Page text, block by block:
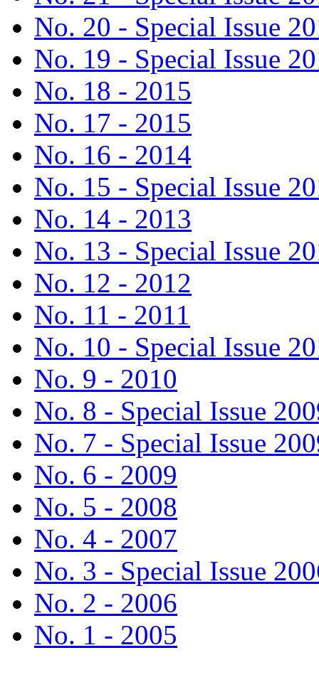
No. 20 - Special Issue
No. 19 - Special Issue
No. 18 - 2015
No. 17 - 2015
No. 16 - 2014
No. 15 - Special Issue
No. 14 - 2013
No. 13 - Special Issue
No. 12 - 2012
No. 11 - 2011
No. 10 - Special Issue
No. 9 - 2010
No. 8 - Special Issue
No. 7 - Special Issue
No. 6 - 2009
No. 5 - 2008
No. 4 - 2007
No. 3 - Special Issue
No. 2 - 2006
No. 1 - 2005